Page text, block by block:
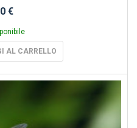
€
AL CARRELLO